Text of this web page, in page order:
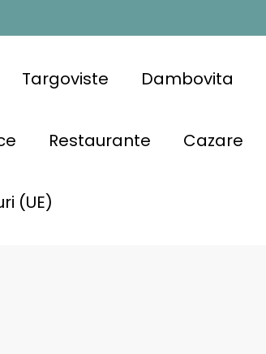
Targoviste Dambovita
Restaurante Cazare
(UE)